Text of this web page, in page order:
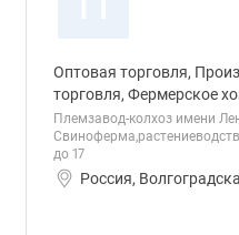
Оптовая торговля,
торговля, Фермерское
Племзавод-колхоз имени
до 17
Россия,